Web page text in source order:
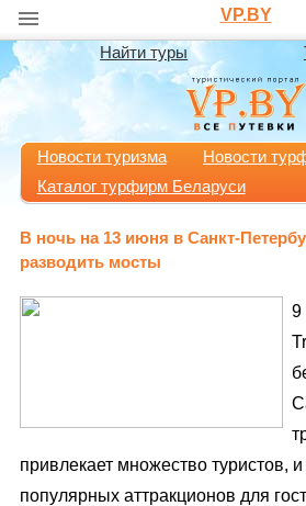
VP.BY
Найти туры
Новости туризма
Новости
Каталог турфирм Беларуси
В ночь на 13 июня в Санкт-
разводить мосты
9
привлекает множество туристов,
популярных аттракционов для